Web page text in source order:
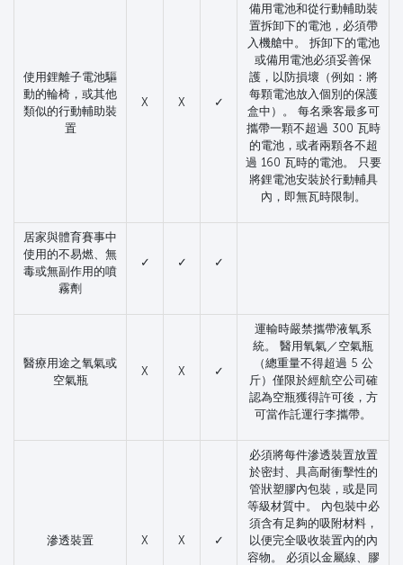
使用鋰離子電池驅
動的輪椅，或其他
類似的行動輔助裝
置
X X ✓
備用電池和從行動輔助裝
置拆卸下的電池，必須帶
入機艙中。 拆卸下的電池
或備用電池必須妥善保
護，以防損壞（例如：將
每顆電池放入個別的保護
盒中）。 每名乘客最多可
攜帶一顆不超過 300 瓦時
的電池，或者兩顆各不超
過 160 瓦時的電池。 只要
將鋰電池安裝於行動輔具
內，即無瓦時限制。
居家與體育賽事中
使用的不易燃、無
毒或無副作用的噴
霧劑
✓ ✓ ✓
醫療用途之氧氣或
空氣瓶
X X ✓
運輸時嚴禁攜帶液氧系
統。 醫用氧氣／空氣瓶
（總重量不得超過 5 公
斤）僅限於經航空公司確
認為空瓶獲得許可後，方
可當作託運行李攜帶。
滲透裝置 X X ✓
必須將每件滲透裝置放置
於密封、具高耐衝擊性的
管狀塑膠內包裝，或是同
等級材質中。 內包裝中必
須含有足夠的吸附材料，
以便完全吸收裝置內的內
容物。 必須以金屬線、膠